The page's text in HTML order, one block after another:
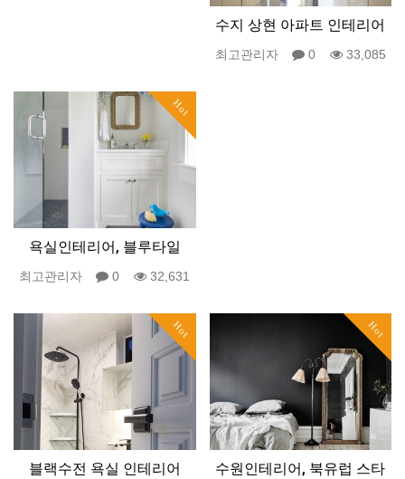
수지 상현 아파트 인테리어
최고관리자 0 33,085
Hot
욕실인테리어, 블루타일
최고관리자 0 32,631
Hot
블랙수전 욕실 인테리어
Hot
수원인테리어, 북유럽 스타